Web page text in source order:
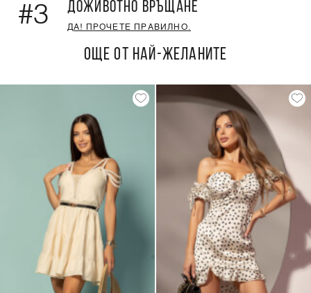
#3 ДОЖИВОТНО ВРЪЩАНЕ
ДА! ПРОЧЕТЕ ПРАВИЛНО.
ОЩЕ ОТ НАЙ-ЖЕЛАНИТЕ